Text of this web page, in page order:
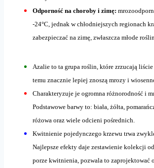
Odporność na choroby i zimę:
-24°C, jednak w chłodniejszych regionach
zabezpieczać na zimę, zwłaszcza młode
Azalie to ta grupa roślin, które zrzucają
temu znacznie lepiej znoszą mrozy i
Charakteryzuje je ogromna różnorodność i
Podstawowe barwy to: biała, żółta,
różowa oraz wiele odcieni pośrednich.
Kwitnienie pojedynczego krzewu trwa
Najlepsze efekty daje zestawienie kolekcji
porze kwitnienia, pozwala to zaprojektować